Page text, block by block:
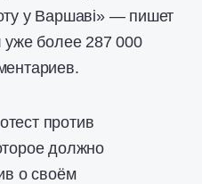
у Варшаві» — пишет
уже более 287 000
против
должно
о своём